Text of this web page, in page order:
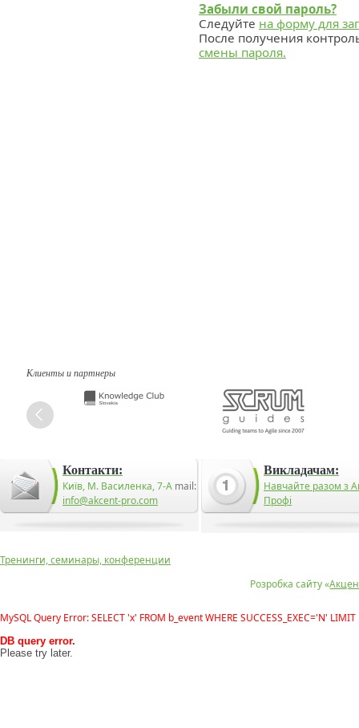
Забыли свой пароль?
Следуйте на форму для
После получения
смены пароля.
Клиенты и партнеры
Контакти:
Київ, М. Василенка, 7-А mail:
info@akcent-pro.com
Викладачам:
Навчайте разом з
Профі
Розробка сайту «
Тренинги, семинары, конференции
MySQL Query Error: SELECT 'x' FROM b_event WHERE SUCCESS_EXEC='N' LIMIT
DB query error.
Please try later.